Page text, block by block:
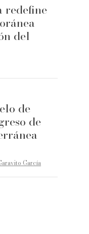
redefine
del
de
de
García